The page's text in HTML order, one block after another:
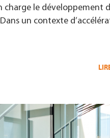
le développement
un contexte